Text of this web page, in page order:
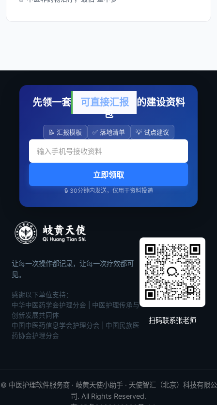
先领一套 可直接汇报
的建设资料
包
📝 汇报模板 ✅ 落地清单 💡 试点建议
立即领取
🔒 30分钟内发送，仅用于资料投递
让每一次操作都记录，让每一次疗效都可
见。
感谢以下单位支持：
中华中医药学会护理分会 | 中医护理传承与
创新发展共同体
中国中医药信息学会护理分会 | 中国民族医
药协会护理分会
扫码联系张老师
© 中医护理软件服务商 · 岐黄天使小助手 · 天使智汇（北京）科技有限公
司. All Rights Reserved.